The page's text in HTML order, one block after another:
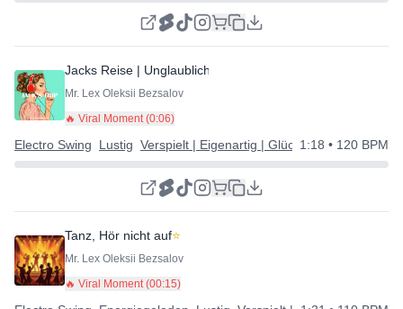
Jacks Reise | Unglaublicher Electro Swing Track
Mr. Lex Oleksii Bezsalov
🔥 Viral Moment (0:06)
Electro Swing Lustig Verspielt | Eigenartig | Glücklich
1:18 • 120 BPM
Tanz, Hör nicht auf⭐
Mr. Lex Oleksii Bezsalov
🔥 Viral Moment (00:15)